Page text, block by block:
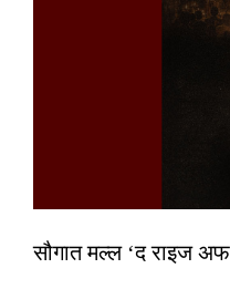
सौगात मल्ल ‘द राइज